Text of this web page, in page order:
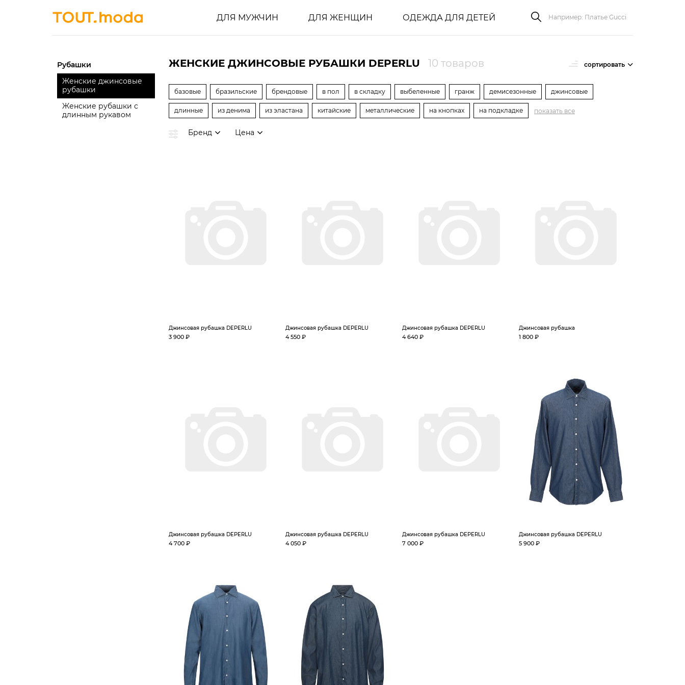
ДЛЯ МУЖЧИН ДЛЯ ЖЕНЩИН ОДЕЖДА ДЛЯ ДЕТЕЙ
Рубашки
Женские джинсовые
рубашки
Женские рубашки с
длинным рукавом
ЖЕНСКИЕ ДЖИНСОВЫЕ РУБАШКИ DEPERLU 10 товаров сортировать
базовые бразильские брендовые в пол в складку выбеленные гранж демисезонные джинсовые
длинные из денима из эластана китайские металлические на кнопках на подкладке показать все
Бренд Цена
Джинсовая рубашка DEPERLU
3 900 ₽
Джинсовая рубашка DEPERLU
4 550 ₽
Джинсовая рубашка DEPERLU
4 640 ₽
Джинсовая рубашка
1 800 ₽
Джинсовая рубашка DEPERLU
4 700 ₽
Джинсовая рубашка DEPERLU
4 050 ₽
Джинсовая рубашка DEPERLU
7 000 ₽
Джинсовая рубашка DEPERLU
5 900 ₽